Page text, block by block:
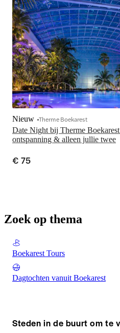
Date Night bij Therme
ontspanning & alleen jullie twee
Nieuw Therme Boekarest
€ 75
Zoek op thema
Boekarest Tours
Dagtochten vanuit Boekarest
Steden in de buurt om te